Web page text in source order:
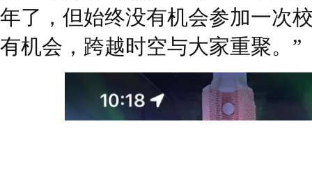
年了，但始终没有机会参加一次
有机会，跨越时空与大家重聚。”